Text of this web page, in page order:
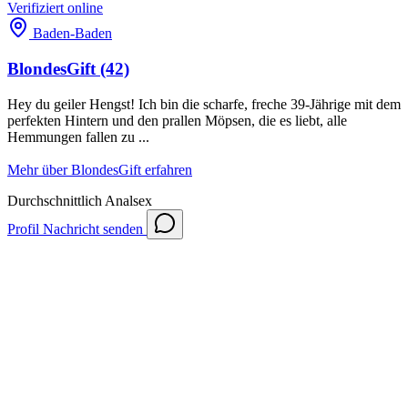
Verifiziert online
Baden-Baden
BlondesGift (42)
Hey du geiler Hengst! Ich bin die scharfe, freche 39-Jährige mit dem
perfekten Hintern und den prallen Möpsen, die es liebt, alle
Hemmungen fallen zu ...
Mehr über BlondesGift erfahren
Durchschnittlich Analsex
Profil Nachricht senden